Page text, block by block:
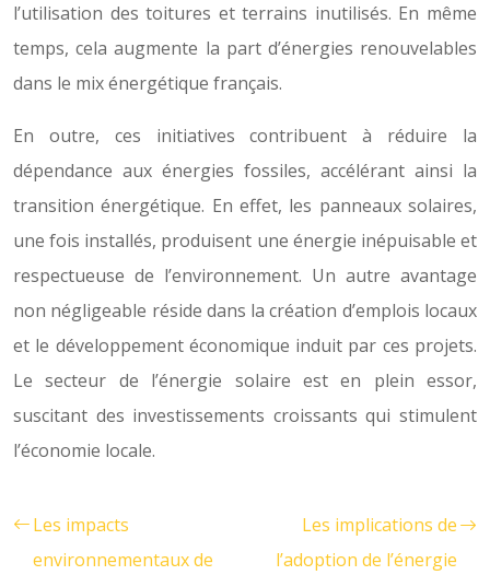
l’utilisation des toitures et terrains inutilisés. En même
temps, cela augmente la part d’énergies renouvelables
dans le mix énergétique français.
En outre, ces initiatives contribuent à réduire la
dépendance aux énergies fossiles, accélérant ainsi la
transition énergétique. En effet, les panneaux solaires,
une fois installés, produisent une énergie inépuisable et
respectueuse de l’environnement. Un autre avantage
non négligeable réside dans la création d’emplois locaux
et le développement économique induit par ces projets.
Le secteur de l’énergie solaire est en plein essor,
suscitant des investissements croissants qui stimulent
l’économie locale.
Les impacts
environnementaux de
Les implications de
l’adoption de l’énergie